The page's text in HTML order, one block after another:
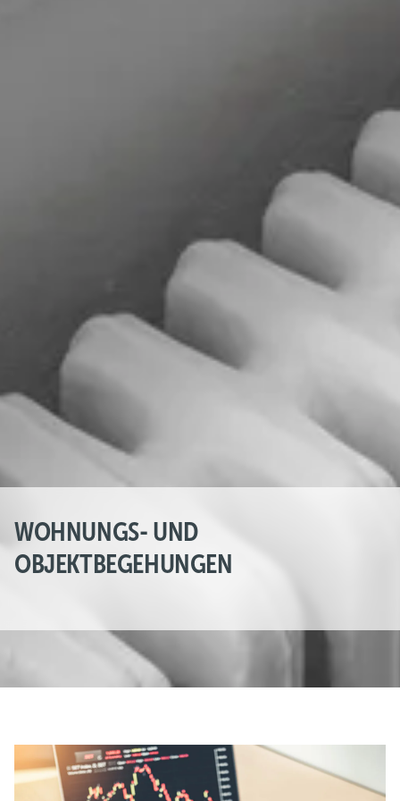
WOHNUNGS- UND
OBJEKTBEGEHUNGEN